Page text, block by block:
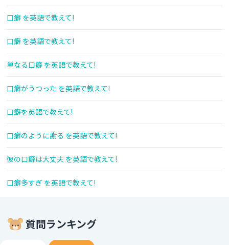
口癖 を英語で教えて!
口癖 を英語で教えて!
単なる口癖 を英語で教えて!
口癖がうつった を英語で教えて!
口癖を英語で教えて!
口癖のように謝る を英語で教えて!
彼の口癖は大丈夫 を英語で教えて!
口癖多すぎ を英語で教えて!
質問ランキング